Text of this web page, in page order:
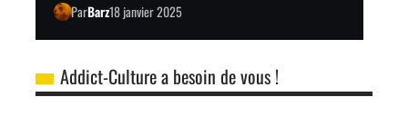
ParBarz18 janvier 2025
Addict-Culture a besoin de vous !